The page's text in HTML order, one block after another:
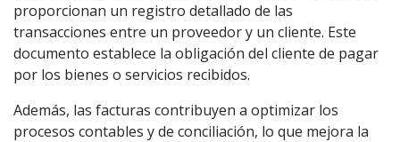
proporcionan un registro detallado de las
transacciones entre un proveedor y un cliente. Este
documento establece la obligación del cliente de pagar
por los bienes o servicios recibidos.
Además, las facturas contribuyen a optimizar los
procesos contables y de conciliación, lo que mejora la